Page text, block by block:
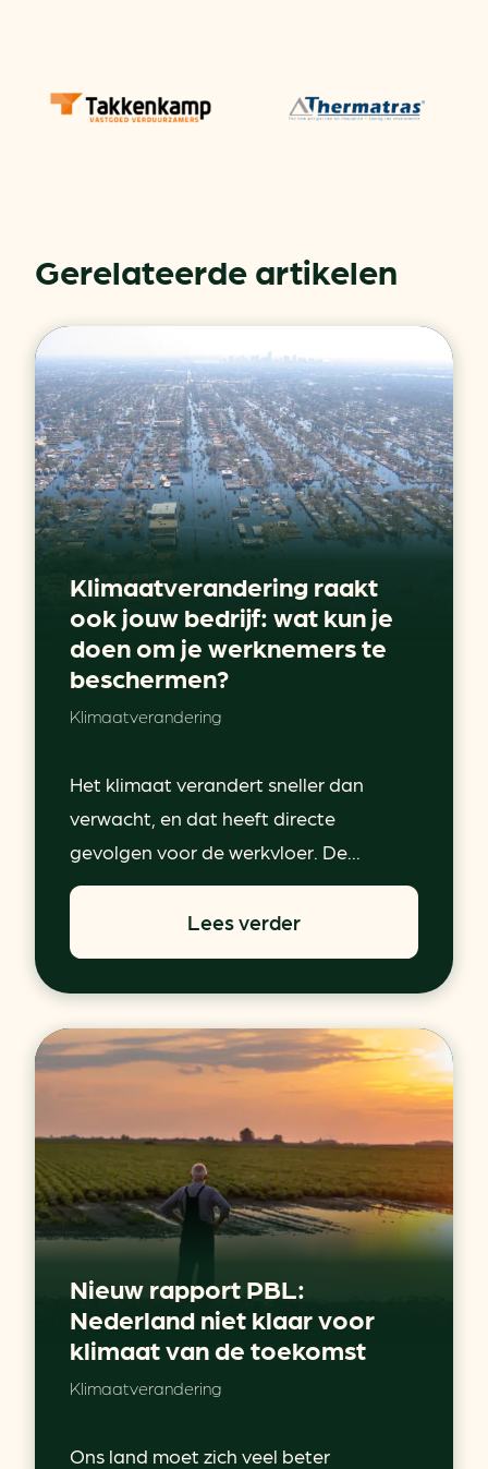
Gerelateerde artikelen
Klimaatverandering raakt
ook jouw bedrijf: wat kun je
doen om je werknemers te
beschermen?
Klimaatverandering
Het klimaat verandert sneller dan
verwacht, en dat heeft directe
gevolgen voor de werkvloer. De...
Lees verder
Nieuw rapport PBL:
Nederland niet klaar voor
klimaat van de toekomst
Klimaatverandering
Ons land moet zich veel beter